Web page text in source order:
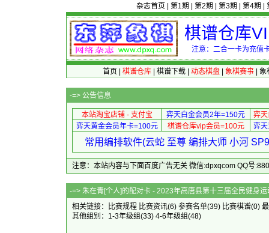
杂志首页 第1期 第2期 第3期 第4期
棋谱仓库
注意：二合一卡为充值
首页 棋谱仓库| 棋谱下载| 动态棋盘| 象棋赛事| 象
-=> 公告信息
本站淘宝店铺 - 支付宝 弈天白金会员2年=150元
弈
弈天黄金会员年卡=100元
棋谱仓库vip会员=100元 弈
常用编排软件(云蛇 至尊 编排大师 小河
注意：本站内容与下面百度广告无关 微信:dpxqcom QQ号
-=> 朱在青[个人]的配对卡 - 2023年高唐县第十三届全民健身
相关链接：
比赛规程 比赛资讯(6) 参赛名单(39) 比赛棋谱(0)
其他组别： 1-3年级组(33) 4-6年级组(48)